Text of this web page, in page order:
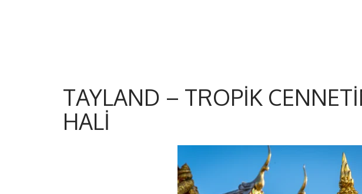
TAYLAND – TROPIK
HALI